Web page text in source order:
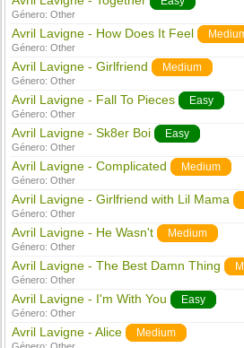
Género:Other
Avril Lavigne - How Does It Feel
Género:Other
Avril Lavigne - Girlfriend Medium
Género:Other
Avril Lavigne - Fall To Pieces Easy
Género:Other
Avril Lavigne - Sk8er Boi Easy
Género:Other
Avril Lavigne - Complicated Medium
Género:Other
Avril Lavigne - Girlfriend with Lil Mama
Género:Other
Avril Lavigne - He Wasn't Medium
Género:Other
Avril Lavigne - The Best Damn Thing
Género:Other
Avril Lavigne - I'm With You Easy
Género:Other
Avril Lavigne - Alice Medium